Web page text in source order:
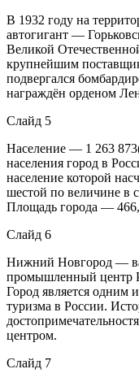
В 1932 году на
автогигант —
Великой
крупнейшим
подвергался
награждён орденом
Слайд 5
Население — 1 263
населения город в
население которой
шестой по величине в
Площадь города —
Слайд 6
Нижний Новгород —
промышленный центр
Город является одним
туризма в России.
центром.
Слайд 7